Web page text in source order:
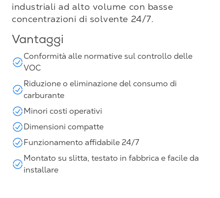
industriali ad alto volume con basse
concentrazioni di solvente 24/7.
Vantaggi
Conformità alle normative sul controllo delle
VOC
Riduzione o eliminazione del consumo di
carburante
Minori costi operativi
Dimensioni compatte
Funzionamento affidabile 24/7
Montato su slitta, testato in fabbrica e facile da
installare